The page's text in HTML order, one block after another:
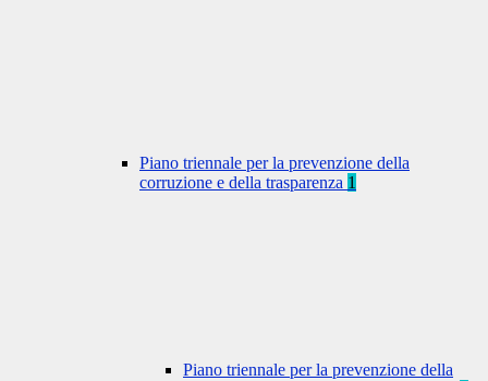
Piano triennale per la prevenzione della
corruzione e della trasparenza 1
Piano triennale per la prevenzione della